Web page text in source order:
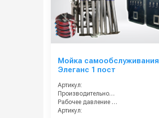
Мойка самообслуживания
Элеганс 1 пост
Артикул:
Производительность (л/мин):
Рабочее давление (бар):
Артикул: